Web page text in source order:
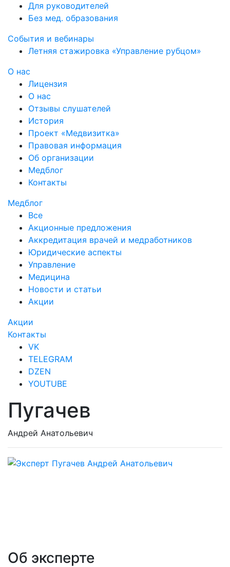
Для руководителей
Без мед. образования
События и вебинары
Летняя стажировка «Управление рубцом»
О нас
Лицензия
О нас
Отзывы слушателей
История
Проект «Медвизитка»
Правовая информация
Об организации
Медблог
Контакты
Медблог
Все
Акционные предложения
Аккредитация врачей и медработников
Юридические аспекты
Управление
Медицина
Новости и статьи
Акции
Акции
Контакты
VK
TELEGRAM
DZEN
YOUTUBE
Пугачев
Андрей Анатольевич
Об эксперте